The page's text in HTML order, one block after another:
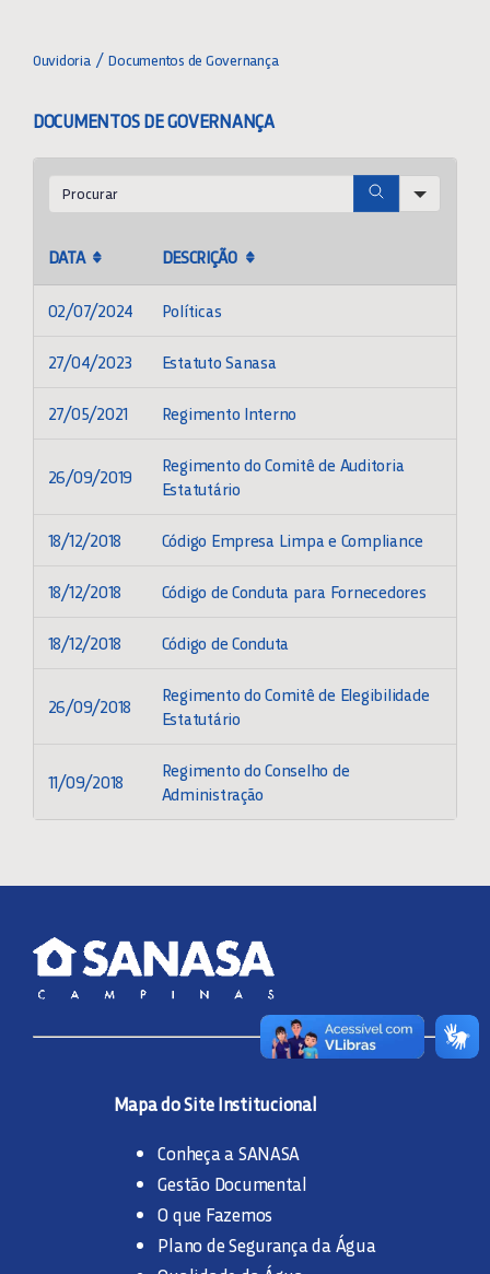
Toggle
Navigation
OUVIDORIA
O QUE É GOVERNANÇA
ORGANOGRAMA GOVERNANÇA
DIRETORES E CONSELHEIROS
DOCUMENTOS DE GOVERNANÇA
ATAS
CONVOCAÇÕES
PRÁTICAS ESG
LGPD
CENTRO DE CONHECIMENTO
Ouvidoria Documentos de Governança
DOCUMENTOS DE GOVERNANÇA
DATA DESCRIÇÃO
02/07/2024 Políticas
27/04/2023 Estatuto Sanasa
27/05/2021 Regimento Interno
26/09/2019
Regimento do Comitê de Auditoria
Estatutário
18/12/2018 Código Empresa Limpa e Compliance
18/12/2018 Código de Conduta para Fornecedores
18/12/2018 Código de Conduta
26/09/2018
Regimento do Comitê de Elegibilidade
Estatutário
11/09/2018
Regimento do Conselho de
Administração
Mapa do Site Institucional
Conheça a SANASA
Gestão Documental
O que Fazemos
Plano de Segurança da Água